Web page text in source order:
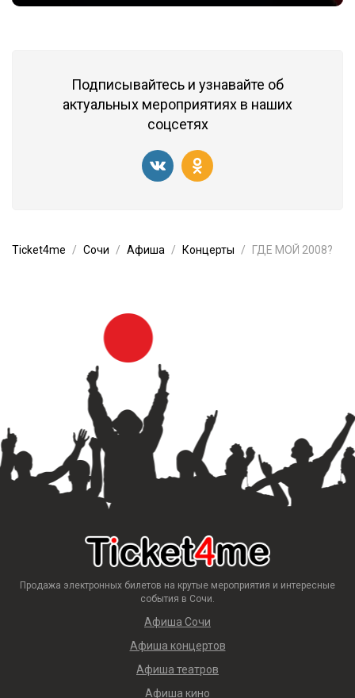
Подписывайтесь и узнавайте об
актуальных мероприятиях в наших
соцсетях
Ticket4me Сочи Афиша Концерты ГДЕ МОЙ 2008?
Продажа электронных билетов на крутые мероприятия и интересные
события в Сочи.
Афиша Сочи
Афиша концертов
Афиша театров
Афиша кино